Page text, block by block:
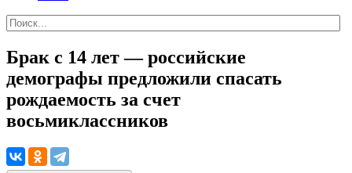
Брак с 14 лет — российские
демографы предложили спасать
рождаемость за счет
восьмиклассников